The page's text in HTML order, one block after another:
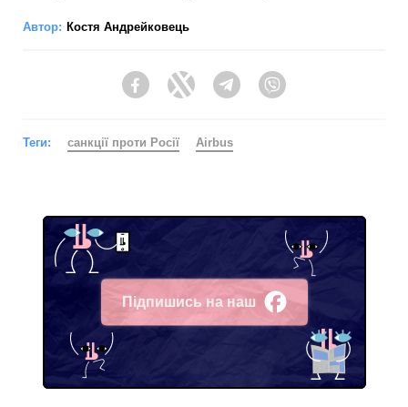
Автор: Костя Андрейковець
FacebookTwitter Telegram
Теги: санкції проти Росії Airbus
Підпишись на наш
Facebook